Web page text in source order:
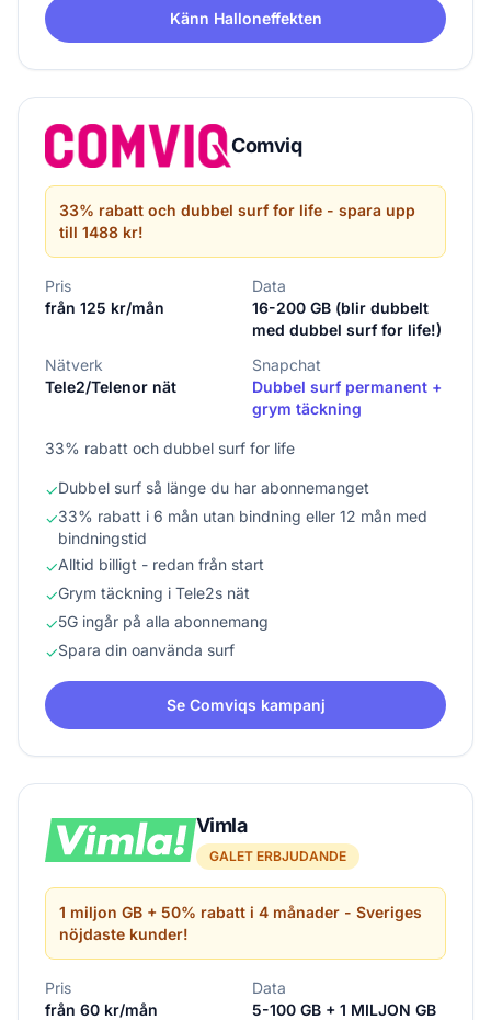
Känn Halloneffekten
Comviq
33% rabatt och dubbel surf for life - spara upp
till 1488 kr!
Pris
från 125 kr/mån
Data
16-200 GB (blir dubbelt
med dubbel surf for life!)
Nätverk
Tele2/Telenor nät
Snapchat
Dubbel surf permanent +
grym täckning
33% rabatt och dubbel surf for life
✓Dubbel surf så länge du har abonnemanget
✓33% rabatt i 6 mån utan bindning eller 12 mån med
bindningstid
✓Alltid billigt - redan från start
✓Grym täckning i Tele2s nät
✓5G ingår på alla abonnemang
✓Spara din oanvända surf
Se Comviqs kampanj
Vimla
GALET ERBJUDANDE
1 miljon GB + 50% rabatt i 4 månader - Sveriges
nöjdaste kunder!
Pris
från 60 kr/mån
Data
5-100 GB + 1 MILJON GB